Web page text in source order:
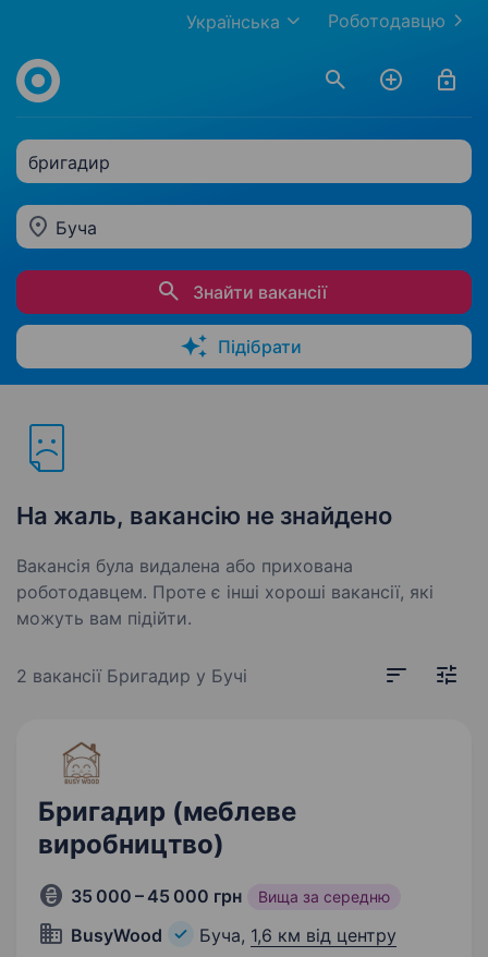
Роботодавцю
Українська
бригадир
Буча
Знайти вакансії
Підібрати
На жаль, вакансію не знайдено
Вакансія була видалена або прихована
роботодавцем. Проте є інші хороші вакансії, які
можуть вам підійти.
2 вакансії Бригадир у Бучі
Бригадир (меблеве
виробництво)
35 000 – 45 000 грн Вища за середню
BusyWood Буча, 1,6 км від центру